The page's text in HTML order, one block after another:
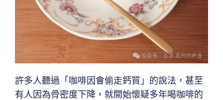
許多人聽過「咖啡因會偷走鈣質」的說法，甚至
有人因為骨密度下降，就開始懷疑多年喝咖啡的